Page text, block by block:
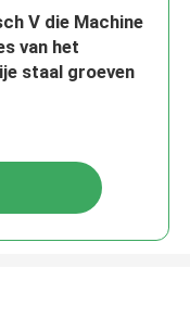
V die Machine
van het
staal groeven